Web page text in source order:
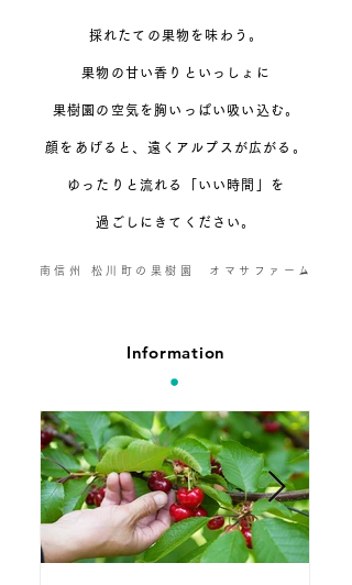
採れたての果物を味わう。
果物の甘い香りといっしょに
果樹園の空気を胸いっぱい吸い込む。
顔をあげると、遠くアルプスが広がる。
ゆったりと流れる 「いい時間」を
過ごしにきてください。
南信州 松川町の果樹園 オマサファーム
Information